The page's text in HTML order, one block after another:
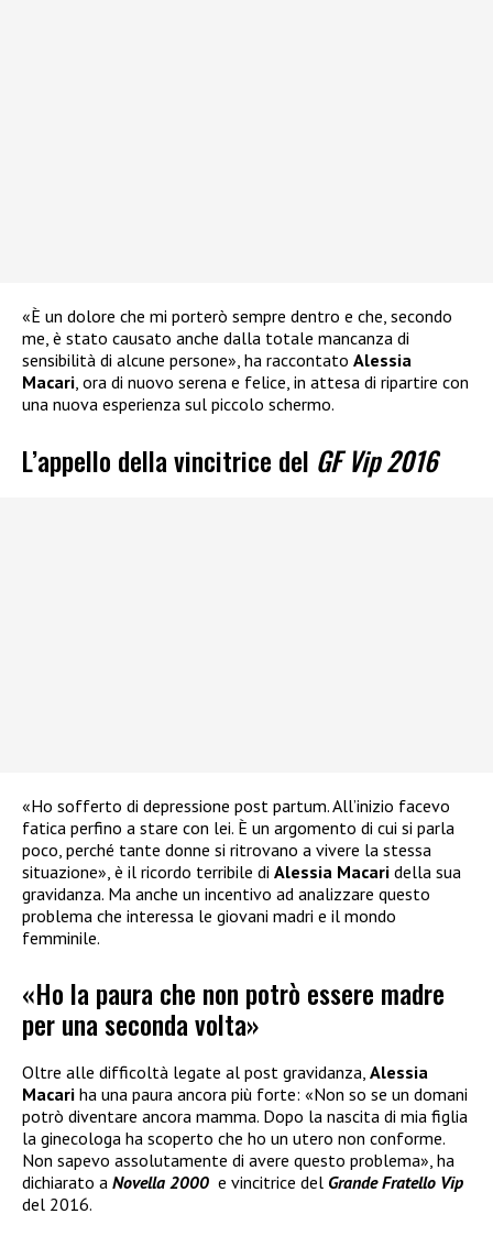
«È un dolore che mi porterò sempre dentro e che, secondo
me, è stato causato anche dalla totale mancanza di
sensibilità di alcune persone», ha raccontato Alessia
Macari, ora di nuovo serena e felice, in attesa di ripartire con
una nuova esperienza sul piccolo schermo.
L’appello della vincitrice del GF Vip 2016
«Ho sofferto di depressione post partum. All’inizio facevo
fatica perfino a stare con lei. È un argomento di cui si parla
poco, perché tante donne si ritrovano a vivere la stessa
situazione», è il ricordo terribile di Alessia Macari della sua
gravidanza. Ma anche un incentivo ad analizzare questo
problema che interessa le giovani madri e il mondo
femminile.
«Ho la paura che non potrò essere madre
per una seconda volta»
Oltre alle difficoltà legate al post gravidanza, Alessia
Macari ha una paura ancora più forte: «Non so se un domani
potrò diventare ancora mamma. Dopo la nascita di mia figlia
la ginecologa ha scoperto che ho un utero non conforme.
Non sapevo assolutamente di avere questo problema», ha
dichiarato a Novella 2000 e vincitrice del Grande Fratello Vip
del 2016.